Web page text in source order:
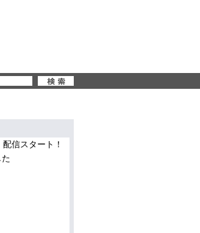
信スタート！